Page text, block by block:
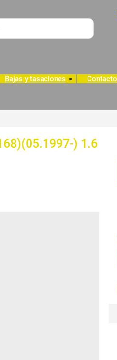
Bajas y tasaciones Contacto
) 1.6